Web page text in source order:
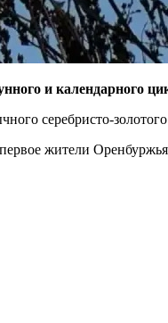
и календарного
серебристо-золотого
жители